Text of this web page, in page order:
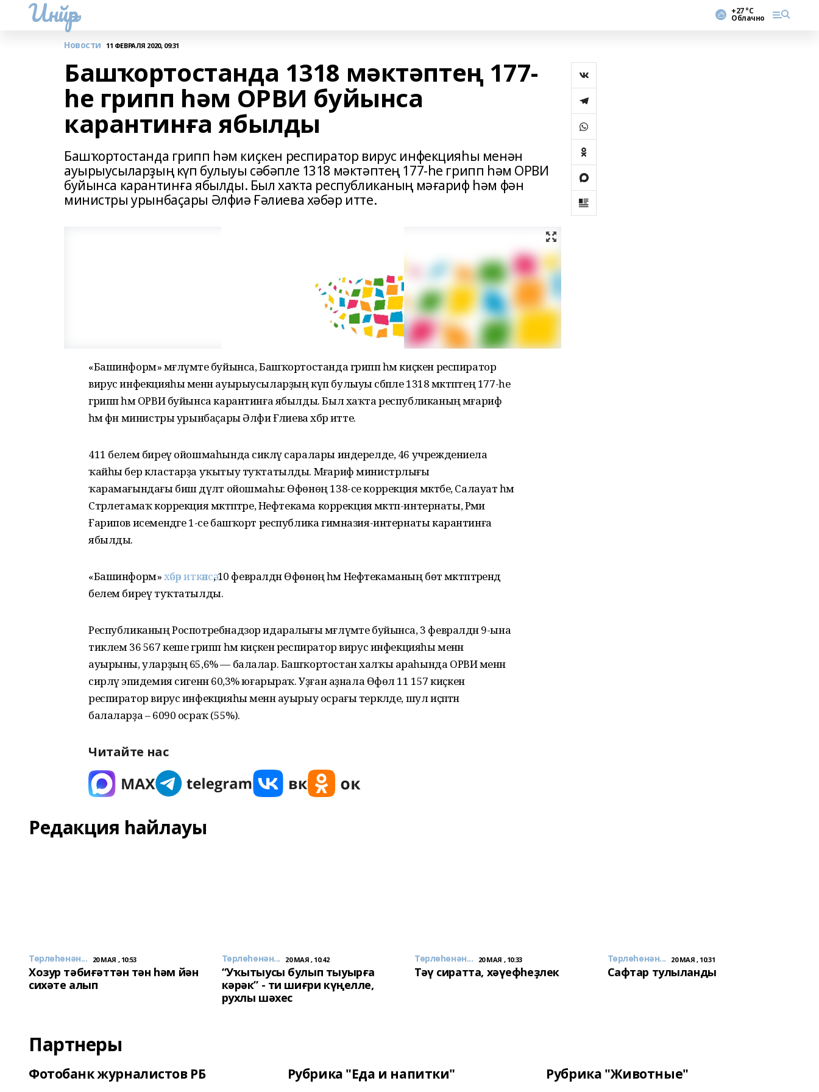
Инйәр +27 °С
Облачно
Новости 11 ФЕВРАЛЯ 2020, 09:31
Башҡортостанда 1318 мәктәптең 177-
һе грипп һәм ОРВИ буйынса
карантинға ябылды
Башҡортостанда грипп һәм киҫкен респиратор вирус инфекцияһы менән
ауырыусыларҙың күп булыуы сәбәпле 1318 мәктәптең 177-һе грипп һәм ОРВИ
буйынса карантинға ябылды. Был хаҡта республиканың мәғариф һәм фән
министры урынбаҫары Әлфиә Ғәлиева хәбәр итте.
«Башинформ» мәғлүмәте буйынса, Башҡортостанда грипп һәм киҫкен респиратор
вирус инфекцияһы менән ауырыусыларҙың күп булыуы сәбәпле 1318 мәктәптең 177-һе
грипп һәм ОРВИ буйынса карантинға ябылды. Был хаҡта республиканың мәғариф
һәм фән министры урынбаҫары Әлфиә Ғәлиева хәбәр итте.
411 белем биреү ойошмаһында сикләү саралары индерелде, 46 учреждениела
ҡайһы бер кластарҙа уҡытыу туҡтатылды. Мәғариф министрлығы
ҡарамағындағы биш дәүләт ойошмаһы: Өфөнөң 138-се коррекция мәктәбе, Салауат һәм
Стәрлетамаҡ коррекция мәктәптәре, Нефтекама коррекция мәктәп-интернаты, Рәми
Ғарипов исемендәге 1-се башҡорт республика гимназия-интернаты карантинға
ябылды.
«Башинформ»хәбәр иткәнсә, 10 февралдән Өфөнөң һәм Нефтекаманың бөтә мәктәптәрендә
белем биреү туҡтатылды.
Республиканың Роспотребнадзор идаралығы мәғлүмәте буйынса, 3 февралдән 9-ына
тиклем 36 567 кеше грипп һәм киҫкен респиратор вирус инфекцияһы менән
ауырыны, уларҙың 65,6% — балалар. Башҡортостан халҡы араһында ОРВИ менән
сирләү эпидемия сигенән 60,3% юғарыраҡ. Уҙған аҙнала Өфөлә 11 157 киҫкен
респиратор вирус инфекцияһы менән ауырыу осрағы теркәлде, шул иҫәптән
балаларҙа – 6090 осраҡ (55%).
Читайте нас
Редакция һайлауы
Төрлөһөнән... 20 МАЯ , 10:53
Хозур тәбиғәттән тән һәм йән
сихәте алып
Төрлөһөнән... 20 МАЯ , 10:42
“Уҡытыусы булып тыуырға
кәрәк” - ти шиғри күңелле,
рухлы шәхес
Төрлөһөнән... 20 МАЯ , 10:33
Тәү сиратта, хәүефһеҙлек
Төрлөһөнән... 20 МАЯ , 10:31
Сафтар тулыланды
Партнеры
Фотобанк журналистов РБ Рубрика "Еда и напитки" Рубрика "Животные"